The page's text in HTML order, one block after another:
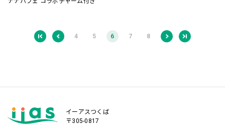
4 5 6 7 8
イーアスつくば
〒305-0817